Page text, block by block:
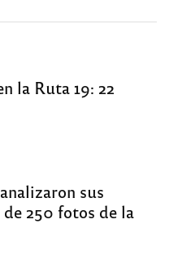
la Ruta 19: 22
sus
250 fotos de la